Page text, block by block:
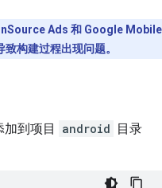
Ads 和 Google Mobile
构建过程出现问题。
加到项目 android 目录